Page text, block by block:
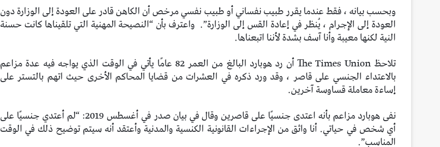
وبحسب بيانه ، فقط عندما يقرر طبيب نفساني أو طبيب نفسي مرخص أن الكاهن قادر على العودة إلى الوزارة دون
العودة إلى الإجرام ، يُنظر في إعادة القس إلى الوزارة”. واعترف بأن “النصيحة المهنية التي تلقيناها كانت حسنة
النية لكنها معيبة وأنا آسف بشدة لأننا اتبعناها.
تلاحظ The Times Union أن رد هوبارد البالغ من العمر 82 عامًا يأتي في الوقت الذي يواجه فيه عدة مزاعم
بالاعتداء الجنسي على قاصر ، وقد ورد ذكره في العشرات من قضايا المحاكم الأخرى حيث اتهم بالتستر على
إساءة معاملة قساوسة آخرين.
نفى هوبارد مزاعم بأنه اعتدى جنسيًا على قاصرين وقال في بيان صدر في أغسطس 2019: “لم أعتدي جنسيًا على
أي شخص في حياتي. أنا واثق من الإجراءات القانونية الكنسية والمدنية وأعتقد أنه سيتم توضيح ذلك في الوقت
المناسب”.